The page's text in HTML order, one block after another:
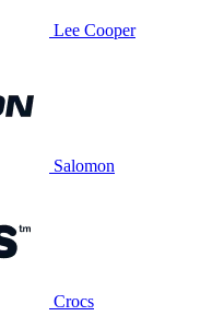
Lee Cooper
Salomon
Crocs